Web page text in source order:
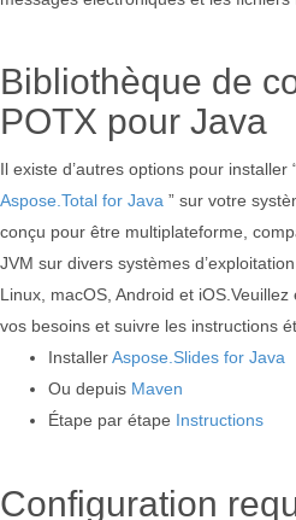
Bibliothèque de
POTX pour Java
Il existe d’autres options pour installer “
Aspose.Total for Java ” sur votre
conçu pour être multiplateforme,
JVM sur divers systèmes
Linux, macOS, Android et
vos besoins et suivre les instructions
InstallerAspose.Slides for Java
Ou depuis Maven
Étape par étape Instructions
Configuration